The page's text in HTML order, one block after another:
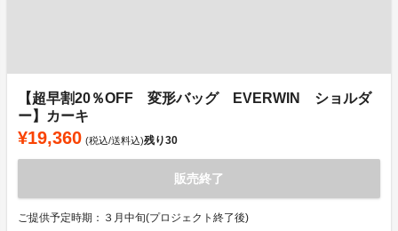
【超早割20％OFF 変形バッグ EVERWIN ショルダ
ー】カーキ
¥19,360 (税込/送料込)残り30
販売終了
ご提供予定時期：３月中旬(プロジェクト終了後)